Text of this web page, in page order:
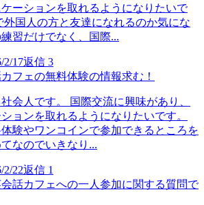
ーションを取れるようになりたいで
国人の方と友達になれるのか気にな
習だけでなく、国際...
2/17返信 3
フェの無料体験の情報求む！
会人です。 国際交流に興味があり、
ョンを取れるようになりたいです。
験やワンコインで参加できるところを
なのでいきなり...
2/22返信 1
会話カフェへの一人参加に関する質問で